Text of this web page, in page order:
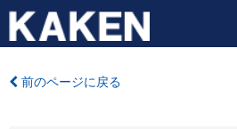
前のページに戻る